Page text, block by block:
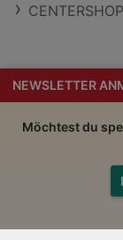
NEWSLETTER
Möchtest du